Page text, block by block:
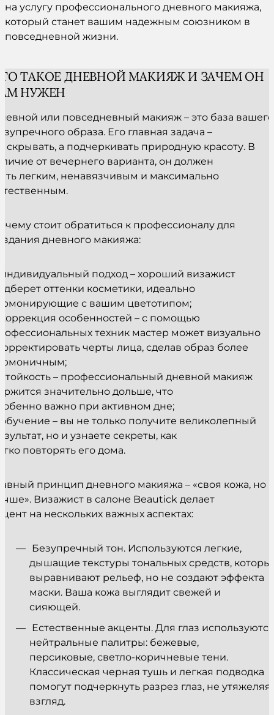
на услугу профессионального дневного макияжа,
который станет вашим надежным союзником в
повседневной жизни.
ТАКОЕ ДНЕВНОЙ МАКИЯЖ И ЗАЧЕМ ОН
НУЖЕН
или повседневный макияж – это база вашего
образа. Его главная задача –
скрывать, а подчеркивать природную красоту. В
от вечернего варианта, он должен
легким, ненавязчивым и максимально
стоит обратиться к профессионалу для
дневного макияжа:
подход – хороший визажист
оттенки косметики, идеально
с вашим цветотипом;
особенностей – с помощью
техник мастер может визуально
черты лица, сделав образ более
– профессиональный дневной макияж
значительно дольше, что
важно при активном дне;
– вы не только получите великолепный
но и узнаете секреты, как
повторять его дома.
принцип дневного макияжа – «своя кожа, но
Визажист в салоне Beautick делает
на нескольких важных аспектах:
Безупречный тон. Используются легкие,
дышащие текстуры тональных средств,
выравнивают рельеф, но не создают эффекта
маски. Ваша кожа выглядит свежей и
сияющей.
Естественные акценты. Для глаз используются
нейтральные палитры: бежевые,
персиковые, светло-коричневые тени.
Классическая черная тушь и легкая подводка
помогут подчеркнуть разрез глаз, не утяжеляя
взгляд.